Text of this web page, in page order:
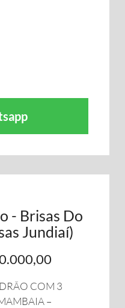
- Brisas Do
Jundiaí)
COM 3
–